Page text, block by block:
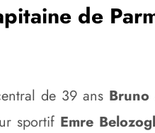
de
de 39 ans Bruno
sportif Emre